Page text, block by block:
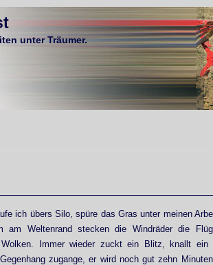
unter Träumer.
ich übers Silo, spüre das Gras unter meinen
am Weltenrand stecken die Windräder die
Wolken. Immer wieder zuckt ein Blitz, knallt ein
zugange, er wird noch gut zehn